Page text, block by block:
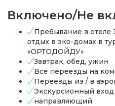
Включено/Не
Пребывание в отеле
отдых в эко-домах в
«ОРТОДОЙДУ»
Завтрак, обед, ужин
Все переезды на
Переезды из / в
Экскурсионный
направляющий